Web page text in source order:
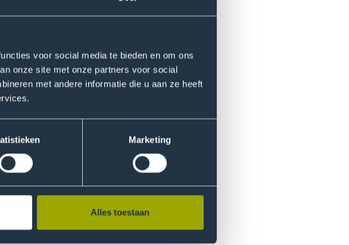
voor social media te bieden en om ons
onze site met onze partners voor social
met andere informatie die u aan ze heeft
Marketing
Alles toestaan
aangepakt. Het streven is praktische
zal al doende steeds meer vorm
verschillende
co-design combineert de kennis
groepsdynamica, empathisch design,
te verrijken en sneller maatschappelijke
gebied van de circulaire maatschappij, de
maatschappij.